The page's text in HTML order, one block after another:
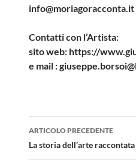
info@moriagoracconta.it
Contatti con l’Artista:
sito web: https://
e mail :
Navigazione
articolo
ARTICOLO PRECEDENTE
La storia dell’arte